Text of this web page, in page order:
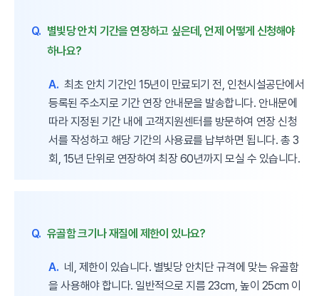
Q. 별빛당 안치 기간을 연장하고 싶은데, 언제 어떻게 신청해야
하나요?
A. 최초 안치 기간인 15년이 만료되기 전, 인천시설공단에서
등록된 주소지로 기간 연장 안내문을 발송합니다. 안내문에
따라 지정된 기간 내에 고객지원센터를 방문하여 연장 신청
서를 작성하고 해당 기간의 사용료를 납부하면 됩니다. 총 3
회, 15년 단위로 연장하여 최장 60년까지 모실 수 있습니다.
Q. 유골함 크기나 재질에 제한이 있나요?
A. 네, 제한이 있습니다. 별빛당 안치단 규격에 맞는 유골함
을 사용해야 합니다. 일반적으로 지름 23cm, 높이 25cm 이